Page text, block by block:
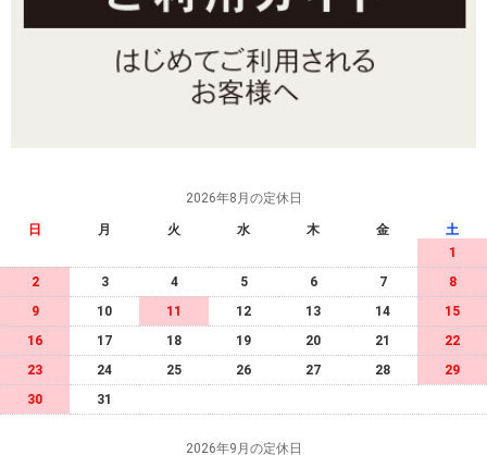
2026年8月の定休日
日 月 火 水 木 金
土
1
2
3 4 5 6 7
8
9
10 11 12 13 14
15
16
17 18 19 20 21
22
23
24 25 26 27 28
29
30
31
2026年9月の定休日